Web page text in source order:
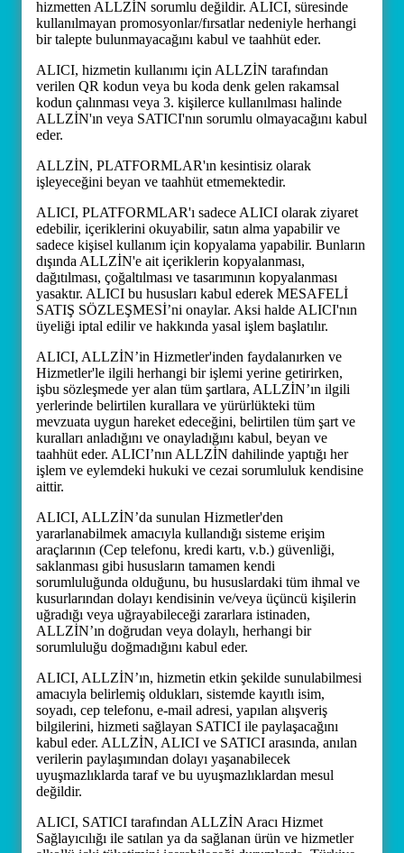
hizmetten ALLZİN sorumlu değildir. ALICI, süresinde
kullanılmayan promosyonlar/fırsatlar nedeniyle herhangi
bir talepte bulunmayacağını kabul ve taahhüt eder.
ALICI, hizmetin kullanımı için ALLZİN tarafından
verilen QR kodun veya bu koda denk gelen rakamsal
kodun çalınması veya 3. kişilerce kullanılması halinde
ALLZİN'ın veya SATICI'nın sorumlu olmayacağını kabul
eder.
ALLZİN, PLATFORMLAR'ın kesintisiz olarak
işleyeceğini beyan ve taahhüt etmemektedir.
ALICI, PLATFORMLAR'ı sadece ALICI olarak ziyaret
edebilir, içeriklerini okuyabilir, satın alma yapabilir ve
sadece kişisel kullanım için kopyalama yapabilir. Bunların
dışında ALLZİN'e ait içeriklerin kopyalanması,
dağıtılması, çoğaltılması ve tasarımının kopyalanması
yasaktır. ALICI bu hususları kabul ederek MESAFELİ
SATIŞ SÖZLEŞMESİ’ni onaylar. Aksi halde ALICI'nın
üyeliği iptal edilir ve hakkında yasal işlem başlatılır.
ALICI, ALLZİN’in Hizmetler'inden faydalanırken ve
Hizmetler'le ilgili herhangi bir işlemi yerine getirirken,
işbu sözleşmede yer alan tüm şartlara, ALLZİN’ın ilgili
yerlerinde belirtilen kurallara ve yürürlükteki tüm
mevzuata uygun hareket edeceğini, belirtilen tüm şart ve
kuralları anladığını ve onayladığını kabul, beyan ve
taahhüt eder. ALICI’nın ALLZİN dahilinde yaptığı her
işlem ve eylemdeki hukuki ve cezai sorumluluk kendisine
aittir.
ALICI, ALLZİN’da sunulan Hizmetler'den
yararlanabilmek amacıyla kullandığı sisteme erişim
araçlarının (Cep telefonu, kredi kartı, v.b.) güvenliği,
saklanması gibi hususların tamamen kendi
sorumluluğunda olduğunu, bu hususlardaki tüm ihmal ve
kusurlarından dolayı kendisinin ve/veya üçüncü kişilerin
uğradığı veya uğrayabileceği zararlara istinaden,
ALLZİN’ın doğrudan veya dolaylı, herhangi bir
sorumluluğu doğmadığını kabul eder.
ALICI, ALLZİN’ın, hizmetin etkin şekilde sunulabilmesi
amacıyla belirlemiş oldukları, sistemde kayıtlı isim,
soyadı, cep telefonu, e-mail adresi, yapılan alışveriş
bilgilerini, hizmeti sağlayan SATICI ile paylaşacağını
kabul eder. ALLZİN, ALICI ve SATICI arasında, anılan
verilerin paylaşımından dolayı yaşanabilecek
uyuşmazlıklarda taraf ve bu uyuşmazlıklardan mesul
değildir.
ALICI, SATICI tarafından ALLZİN Aracı Hizmet
Sağlayıcılığı ile satılan ya da sağlanan ürün ve hizmetler